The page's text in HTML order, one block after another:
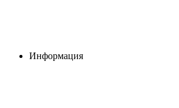
Информация